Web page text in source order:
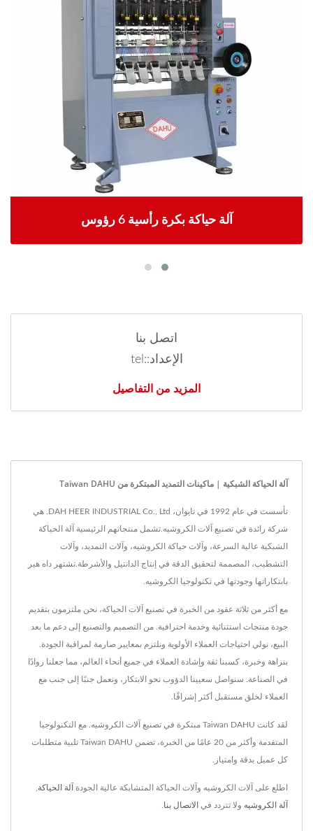
آلة حياكة بكرة رأسية 6 رؤوس
اتصل بنا
الإعداد::tel
المزيد من التفاصيل
آلة الحياكة الشبكية | ماكينات التمديد المبتكرة من Taiwan DAHU
تأسست في عام 1992 في تايوان، DAH HEER INDUSTRIAL Co., Ltd. هي
شركة رائدة في تصنيع آلات الكروشيه.تشمل منتجاتهم الرئيسية آلة الحياكة
الشبكية عالية السرعة، وآلات حياكة الكروشيه، وآلات التمديد، وآلات
التشطيب، المصممة لتحقيق الدقة في إنتاج الدانتيل والأشرطة.تشتهر داه هير
بابتكاراتها وجودتها في تكنولوجيا الكروشيه.
مع أكثر من ثلاثة عقود من الخبرة في تصنيع آلات الحياكة، نحن ملتزمون بتقديم
جودة منتجات استثنائية وخدمة احترافية. من التصميم والتصنيع إلى دعم ما بعد
البيع، نولي احتياجات العملاء الأولوية ونلتزم بمعايير صارمة لمراقبة الجودة.
بنزاهة وخبرة، كسبنا ثقة وإشادة العملاء في جميع أنحاء العالم، مما جعلنا روادًا
في الصناعة. سنواصل سعيينا الدؤوب نحو الابتكار، ونعمل جنبًا إلى جنب مع
العملاء لخلق مستقبل أكثر إشراقًا.
لقد كانت Taiwan DAHU مبتكرة في تصنيع آلات الكروشيه. مع التكنولوجيا
المتقدمة وأكثر من 20 عامًا من الخبرة، تضمن Taiwan DAHU تلبية متطلبات
كل عميل بدقة وامتياز.
اطلع على آلات الكروشيه وآلات الحياكة المتشابكة عالية الجودة آلة الحياكة
آلة الكروشيه ولا تتردد في الاتصال بنا